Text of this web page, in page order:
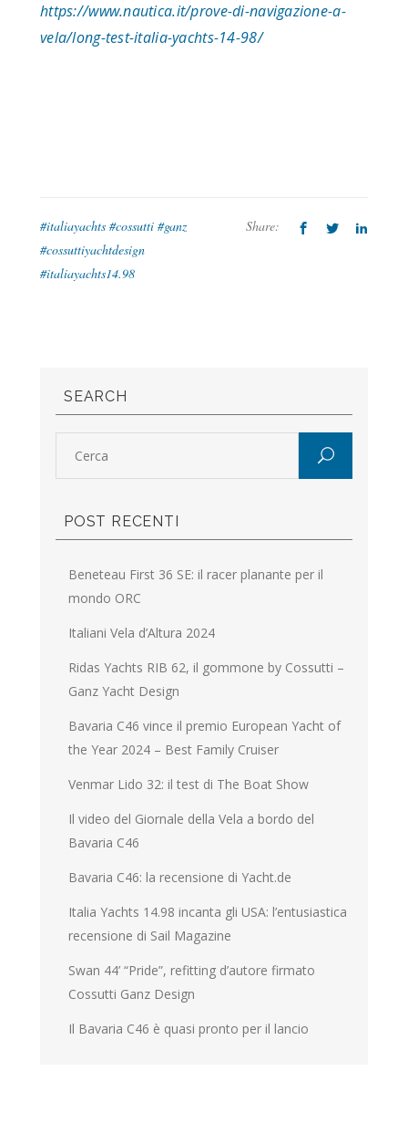
https://www.nautica.it/prove-di-navigazione-a-
vela/long-test-italia-yachts-14-98/
#italiayachts #cossutti #ganz
#cossuttiyachtdesign
#italiayachts14.98
Share:
SEARCH
POST RECENTI
Beneteau First 36 SE: il racer planante per il
mondo ORC
Italiani Vela d’Altura 2024
Ridas Yachts RIB 62, il gommone by Cossutti –
Ganz Yacht Design
Bavaria C46 vince il premio European Yacht of
the Year 2024 – Best Family Cruiser
Venmar Lido 32: il test di The Boat Show
Il video del Giornale della Vela a bordo del
Bavaria C46
Bavaria C46: la recensione di Yacht.de
Italia Yachts 14.98 incanta gli USA: l’entusiastica
recensione di Sail Magazine
Swan 44’ “Pride”, refitting d’autore firmato
Cossutti Ganz Design
Il Bavaria C46 è quasi pronto per il lancio